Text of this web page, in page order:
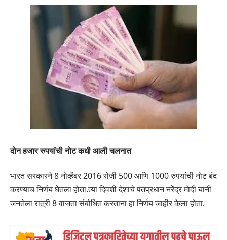
दोन हजार रुपयांची नोट कधी आली चलनात
भारत सरकारने 8 नोव्हेंबर 2016 रोजी 500 आणि 1000 रुपयांची नोट बंद
करण्याच निर्णय घेतला होता.त्या दिवशी देशाचे पंतप्रधान नरेंद्र मोदी यांनी
जनतेला रात्री 8 वाजता संबोधित करताना हा निर्णय जाहीर केला होता.